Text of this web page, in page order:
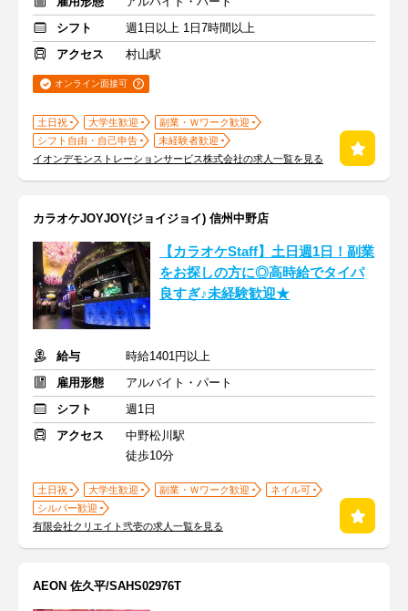
シフト
週1日以上 1日7時間以上
アクセス
村山駅
オンライン面接可
土日祝 大学生歓迎
副業・Ｗワーク歓迎
シフト自由・自己申告
未経験者歓迎
イオンデモンストレーションサービス株式会社の求人一覧を見る
カラオケJOYJOY(ジョイジョイ) 信州中野店
【カラオケStaff】土日週1日！副業
をお探しの方に◎高時給でタイパ
良すぎ♪未経験歓迎★
給与
時給1401円以上
雇用形態
アルバイト・パート
シフト
週1日
アクセス
中野松川駅
徒歩10分
土日祝 大学生歓迎 副業・Ｗワーク歓迎
ネイル可
シルバー歓迎
有限会社クリエイト弐壱の求人一覧を見る
AEON 佐久平/SAHS02976T